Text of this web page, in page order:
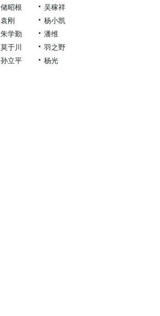
储昭根
吴稼祥
袁刚
杨小凯
朱学勤
潘维
莫于川
羽之野
孙立平 杨光